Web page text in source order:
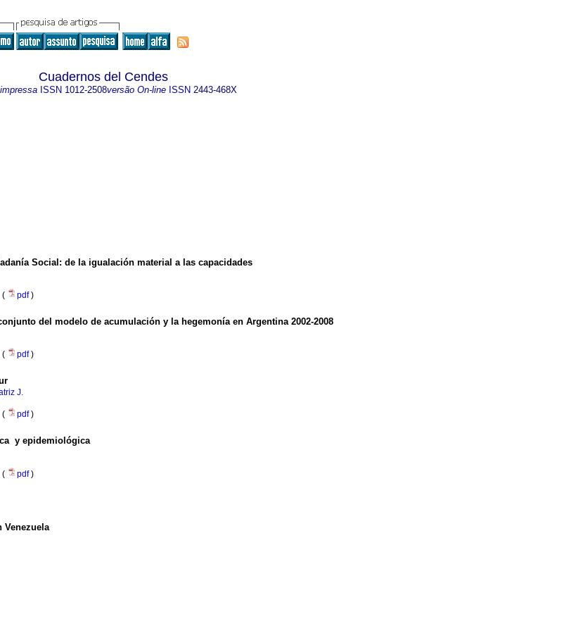
Cuadernos del Cendes
ISSN 1012-2508versão On-line ISSN 2443-468X
Social : de la igualación material a las capacidades
( pdf)
del modelo de acumulación y la hegemonía en Argentina 2002-2008
( pdf)
J.
( pdf)
y epidemiológica
( pdf)
Venezuela